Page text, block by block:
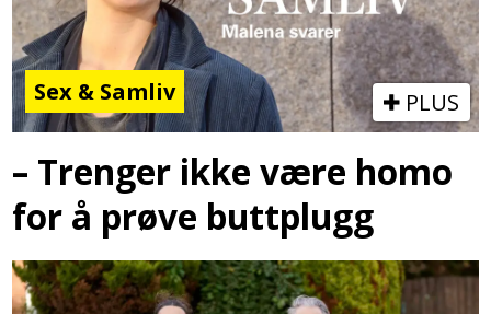
Sex & Samliv PLUS
– Trenger ikke være homo
for å prøve buttplugg